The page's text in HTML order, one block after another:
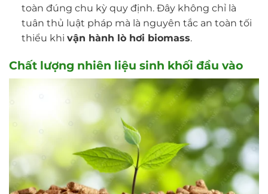
toàn đúng chu kỳ quy định. Đây không chỉ là
tuân thủ luật pháp mà là nguyên tắc an toàn tối
thiểu khi vận hành lò hơi biomass.
Chất lượng nhiên liệu sinh khối đầu vào